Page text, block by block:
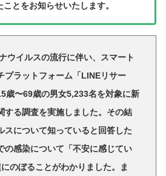
とをお知らせいたします。
ウイルスの流行に伴い、スマート
プラットフォーム「LINEリサー
歳〜69歳の男女5,233名を対象に新
する調査を実施しました。その結
スについて知っていると回答した
の感染について「不安に感じてい
のぼることがわかりました。ま